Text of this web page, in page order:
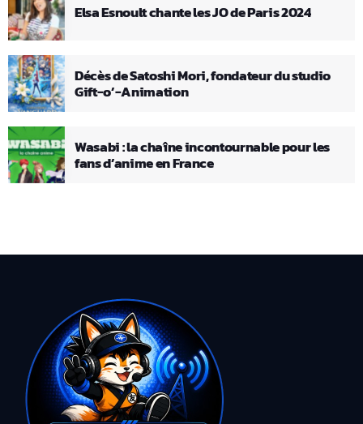
Elsa Esnoult chante les JO de Paris 2024
Décès de Satoshi Mori, fondateur du studio
Gift-o’-Animation
Wasabi : la chaîne incontournable pour les
fans d’anime en France